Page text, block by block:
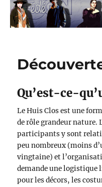
Qu’est-ce-
Le Huis Clos est une
de rôle grandeur nature.
participants y sont
peu nombreux (moins
vingtaine) et
demande une logistique
pour les décors, les